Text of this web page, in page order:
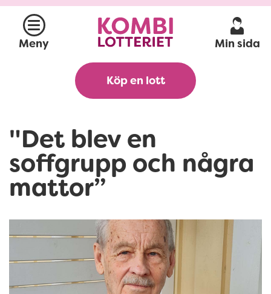
Meny Min sida
Köp en lott
"Det blev en
soffgrupp och några
mattor”